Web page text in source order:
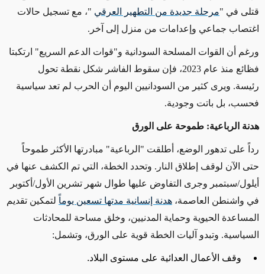
قتلى في "مرحلة جديدة من التطهير العرقي "، مع تسجيل حالات
اغتصاب جماعي وإعدامات من منزل إلى آخر.
ورغم أن القوات المسلحة السودانية و"قوات الدعم السريع" ارتكبتا
فظائع منذ عام 2023، فإن سقوط الفاشر شكل نقطة تحول
رئيسة. ويرى كثير من السودانيين اليوم أن الحرب لم تعد سياسية
فحسب، بل باتت وجودية.
هدنة الرباعية: طموحة على الورق
رداً على تدهور الوضع، أطلقت "الرباعية" مبادرتها الأكثر طموحاً
حتى الآن لوقف إطلاق النار. وتحدد الخطة، التي تم الكشف عنها في
أيلول/سبتمبر وجرى التفاوض عليها طوال شهر تشرين الأول/أكتوبر
في واشنطن العاصمة، هدنة إنسانية مدتها تسعين يوماً لتمكين تقديم
المساعدة الحيوية وحماية المدنيين، وخلق مساحة للمحادثات
السياسية. وتبدو آليات الخطة قوية على الورق، وتشمل:
وقف الأعمال العدائية على مستوى البلاد.